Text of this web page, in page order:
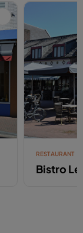
RESTAURANT
Bistro